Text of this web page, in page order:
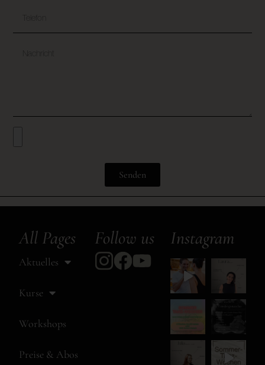
Senden
All Pages
Aktuelles
Kurse
Workshops
Preise & Abos
Follow us Instagram